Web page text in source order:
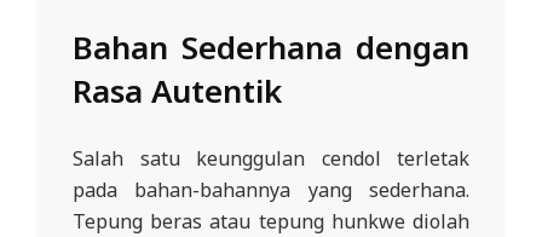
Bahan Sederhana dengan
Rasa Autentik
Salah satu keunggulan cendol terletak
pada bahan-bahannya yang sederhana.
Tepung beras atau tepung hunkwe diolah